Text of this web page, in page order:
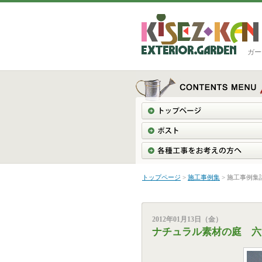
ガ
トップページ > 施工事例集 > 施工事例集
2012年01月13日（金）
ナチュラル素材の庭